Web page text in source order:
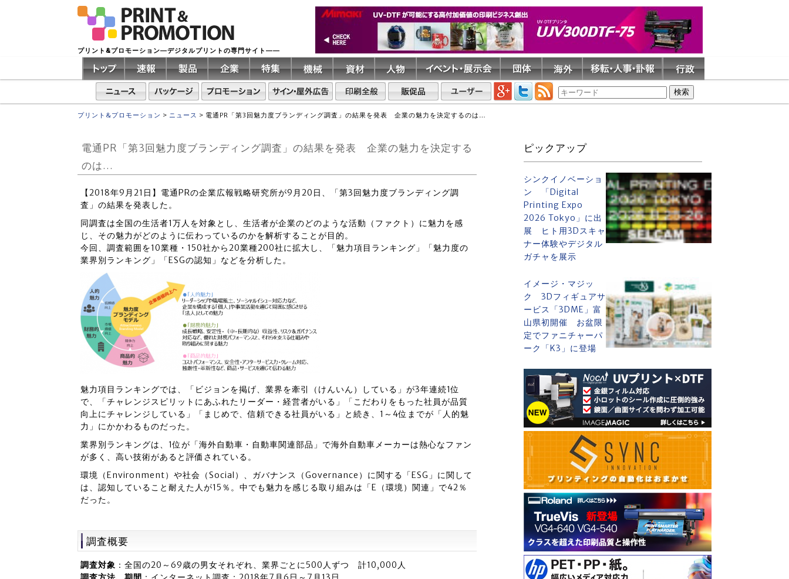
プリント&プロモーション―デジタルプリントの専門サイト――
プリント&プロモーション > ニュース > 電通PR「第3回魅力度ブランディング調査」の結果を発表 企業の魅力を決定するのは…
電通PR「第3回魅力度ブランディング調査」の結果を発表 企業の魅力を決定する
のは…
【2018年9月21日】電通PRの企業広報戦略研究所が9月20日、「第3回魅力度ブランディング調
査」の結果を発表した。
同調査は全国の生活者1万人を対象とし、生活者が企業のどのような活動（ファクト）に魅力を感
じ、その魅力がどのように伝わっているのかを解析することが目的。
今回、調査範囲を10業種・150社から20業種200社に拡大し、「魅力項目ランキング」「魅力度の
業界別ランキング」「ESGの認知」などを分析した。
魅力項目ランキングでは、「ビジョンを掲げ、業界を牽引（けんいん）している」が3年連続1位
で、「チャレンジスピリットにあふれたリーダー・経営者がいる」「こだわりをもった社員が品質
向上にチャレンジしている」「まじめで、信頼できる社員がいる」と続き、1～4位までが「人的魅
力」にかかわるものだった。
業界別ランキングは、1位が「海外自動車・自動車関連部品」で海外自動車メーカーは熱心なファン
が多く、高い技術があると評価されている。
環境（Environment）や社会（Social）、ガバナンス（Governance）に関する「ESG」に関して
は、認知していること耐えた人が15％。中でも魅力を感じる取り組みは「E（環境）関連」で42％
だった。
調査概要
調査対象 ：全国の20～69歳の男女それぞれ、業界ごとに500人ずつ 計10,000人
ピックアップ
シンクイノベーショ
ン 「Digital
Printing Expo
2026 Tokyo」に出
展 ヒト用3Dスキャ
ナー体験やデジタル
ガチャを展示
イメージ・マジッ
ク 3Dフィギュアサ
ービス「3DME」富
山県初開催 お盆限
定でファニチャーパ
ーク「K3」に登場